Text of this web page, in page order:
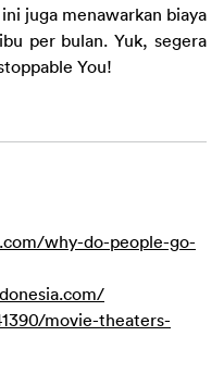
juga menawarkan biaya
per bulan. Yuk, segera
You!
why-do-people-go-
movie-theaters-